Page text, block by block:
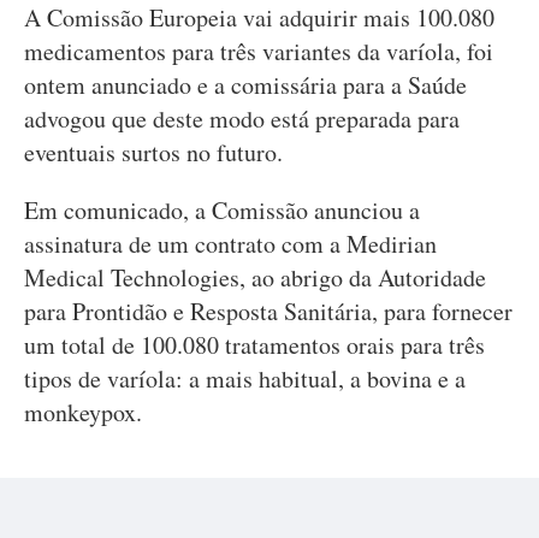
A Comissão Europeia vai adquirir mais 100.080
medicamentos para três variantes da varíola, foi
ontem anunciado e a comissária para a Saúde
advogou que deste modo está preparada para
eventuais surtos no futuro.
Em comunicado, a Comissão anunciou a
assinatura de um contrato com a Medirian
Medical Technologies, ao abrigo da Autoridade
para Prontidão e Resposta Sanitária, para fornecer
um total de 100.080 tratamentos orais para três
tipos de varíola: a mais habitual, a bovina e a
monkeypox.